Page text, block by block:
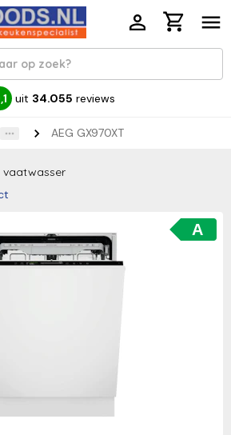
uit 34.055 reviews
AEG GX970XT
vaatwasser
A